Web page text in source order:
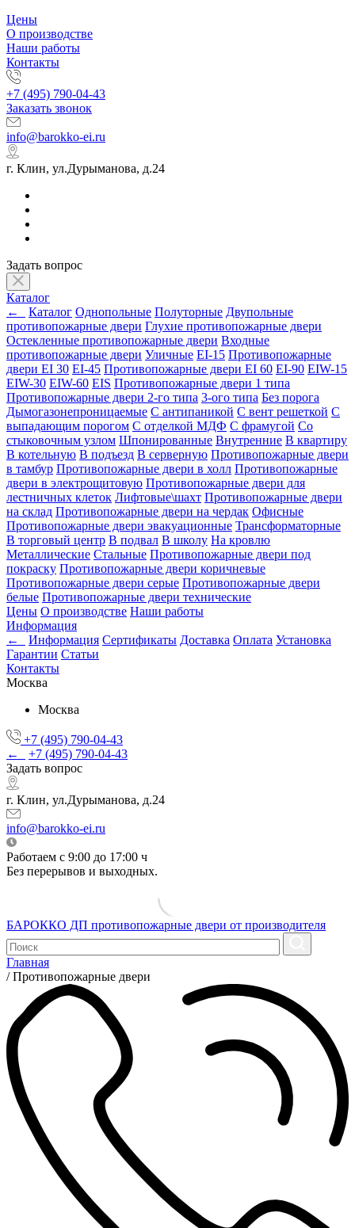
Цены
О производстве
Наши работы
Контакты
+7 (495) 790-04-43
Заказать звонок
info@barokko-ei.ru
г. Клин, ул.Дурыманова, д.24
Задать вопрос
Каталог
←
Каталог Однопольные Полуторные Двупольные
противопожарные двери Глухие противопожарные двери
Остекленные противопожарные двери Входные
противопожарные двери Уличные EI-15 Противопожарные
двери EI 30 EI-45 Противопожарные двери EI 60 EI-90 EIW-15
EIW-30 EIW-60 EIS Противопожарные двери 1 типа
Противопожарные двери 2-го типа 3-ого типа Без порога
Дымогазонепроницаемые С антипаникой С вент решеткой С
выпадающим порогом С отделкой МДФ С фрамугой Со
стыковочным узлом Шпонированные Внутренние В квартиру
В котельную В подъезд В серверную Противопожарные двери
в тамбур Противопожарные двери в холл Противопожарные
двери в электрощитовую Противопожарные двери для
лестничных клеток Лифтовые\шахт Противопожарные двери
на склад Противопожарные двери на чердак Офисные
Противопожарные двери эвакуационные Трансформаторные
В торговый центр В подвал В школу На кровлю
Металлические Стальные Противопожарные двери под
покраску Противопожарные двери коричневые
Противопожарные двери серые Противопожарные двери
белые Противопожарные двери технические
Цены О производстве Наши работы
Информация
←
Информация Сертификаты Доставка Оплата Установка
Гарантии Статьи
Контакты
Москва
Москва
+7 (495) 790-04-43
←
+7 (495) 790-04-43
Задать вопрос
г. Клин, ул.Дурыманова, д.24
info@barokko-ei.ru
Работаем с 9:00 до 17:00 ч
Без перерывов и выходных.
БАРОККО ДП противопожарные двери от производителя
Главная
/ Противопожарные двери